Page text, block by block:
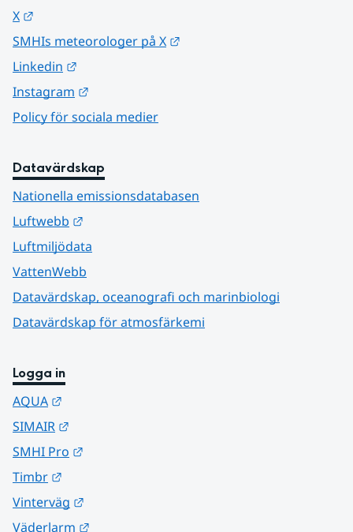
X
SMHIs meteorologer på X
Linkedin
Instagram
Policy för sociala medier
Datavärdskap
Nationella emissionsdatabasen
Luftwebb
Luftmiljödata
VattenWebb
Datavärdskap, oceanografi och marinbiologi
Datavärdskap för atmosfärkemi
Logga in
AQUA
SIMAIR
SMHI Pro
Timbr
Vinterväg
Väderlarm